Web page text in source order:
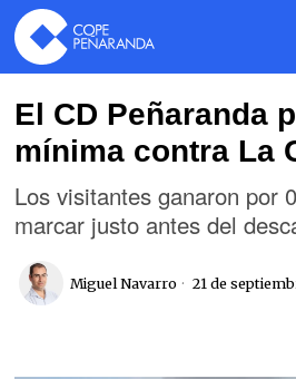
El CD Peñaranda
mínima contra La
Los visitantes ganaron por
marcar justo antes del
Miguel Navarro 21 de